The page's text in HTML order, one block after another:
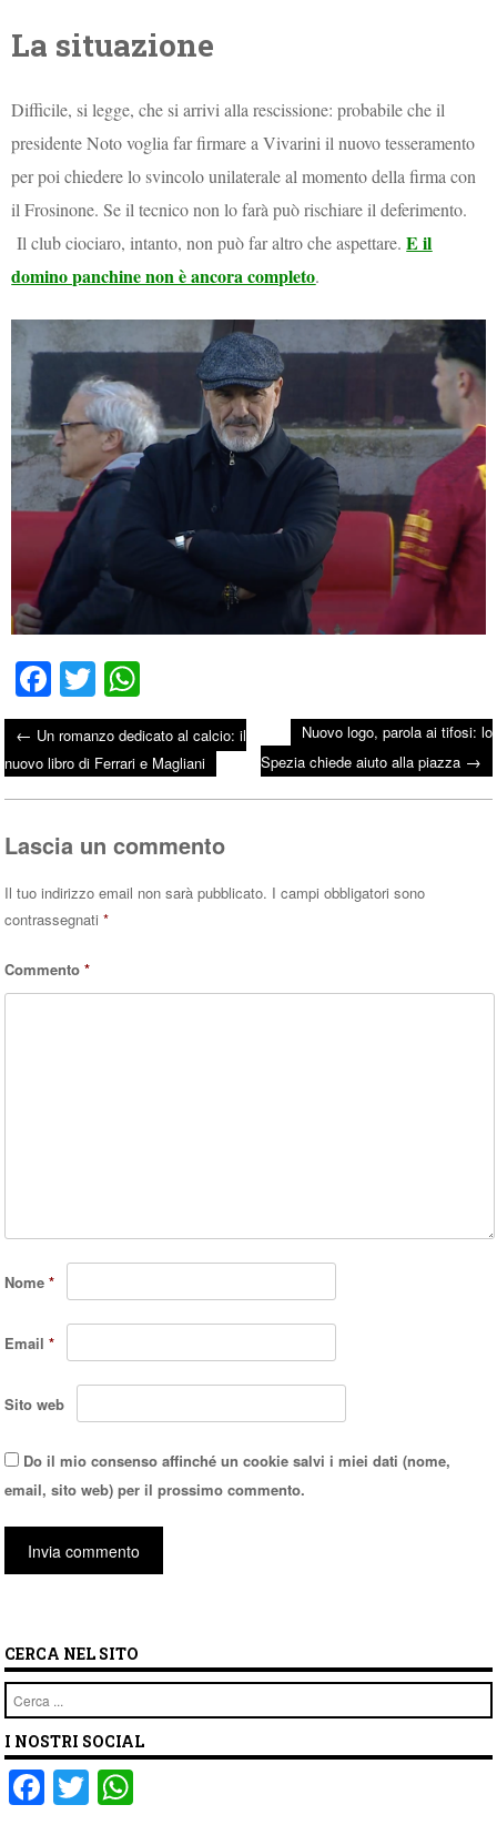
La situazione
Difficile, si legge, che si arrivi alla rescissione: probabile che il
presidente Noto voglia far firmare a Vivarini il nuovo tesseramento
per poi chiedere lo svincolo unilaterale al momento della firma con
il Frosinone. Se il tecnico non lo farà può rischiare il deferimento.
Il club ciociaro, intanto, non può far altro che aspettare.E il
domino panchine non è ancora completo.
Fa
ce
bo
ok
T
wi
tte
r
ha
ts
A
Post navigation
← Un romanzo dedicato al calcio: il
nuovo libro di Ferrari e Magliani
Nuovo logo, parola ai tifosi: lo
Spezia chiede aiuto alla piazza →
Lascia un commento
Il tuo indirizzo email non sarà pubblicato. I campi obbligatori sono
contrassegnati*
Commento*
Nome*
Email*
Sito web
Do il mio consenso affinché un cookie salvi i miei dati (nome,
email, sito web) per il prossimo commento.
CERCA NEL SITO
Cerca
I NOSTRI SOCIAL
F T